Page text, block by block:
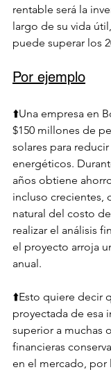
rentable será la
largo de su vida
puede superar los
Por ejemplo
⬆️Una empresa en
$150 millones de
solares para
energéticos.
años obtiene
incluso crecientes,
natural del costo
realizar el análisis
el proyecto arroja
anual.
⬆️Esto quiere decir
proyectada de esa
superior a muchas
financieras
en el mercado, por